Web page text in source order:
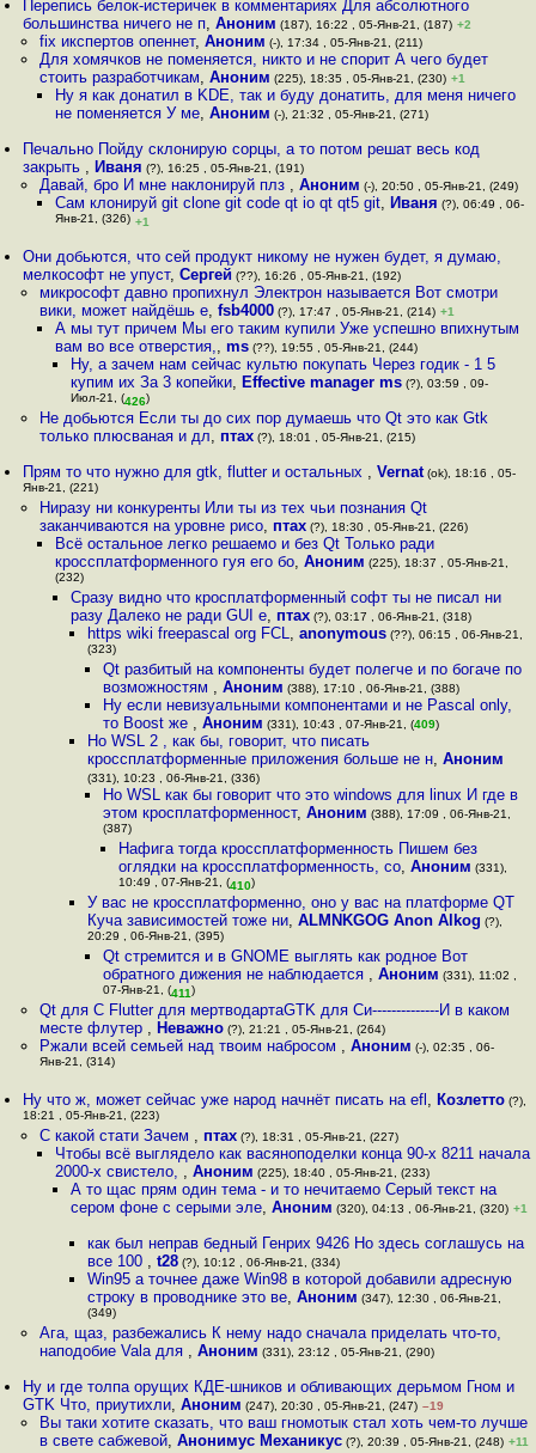
Перепись белок-истеричек в комментариях Для абсолютного
большинства ничего не п,Аноним (187), 16:22 , 05-Янв-21, (187) +2
fix икспертов опеннет, Аноним (-), 17:34 , 05-Янв-21, (211)
Для хомячков не поменяется, никто и не спорит А чего будет
стоить разработчикам, Аноним (225), 18:35 , 05-Янв-21, (230) +1
Ну я как донатил в KDE, так и буду донатить, для меня ничего
не поменяется У ме, Аноним (-), 21:32 , 05-Янв-21, (271)
Печально Пойду склонирую сорцы, а то потом решат весь код
закрыть , Иваня (?), 16:25 , 05-Янв-21, (191)
Давай, бро И мне наклонируй плз , Аноним (-), 20:50 , 05-Янв-21, (249)
Сам клонируй git clone git code qt io qt qt5 git, Иваня (?), 06:49 , 06-
Янв-21, (326) +1
Они добьются, что сей продукт никому не нужен будет, я думаю,
мелкософт не упуст,Сергей (??), 16:26 , 05-Янв-21, (192)
микрософт давно пропихнул Электрон называется Вот смотри
вики, может найдёшь е, fsb4000(?), 17:47 , 05-Янв-21, (214) +1
А мы тут причем Мы его таким купили Уже успешно впихнутым
вам во все отверстия,, ms(??), 19:55 , 05-Янв-21, (244)
Ну, а зачем нам сейчас культю покупать Через годик - 1 5
купим их За 3 копейки, Effective manager ms (?), 03:59 , 09-
Июл-21, (426)
Не добьются Если ты до сих пор думаешь что Qt это как Gtk
только плюсваная и дл, птах(?), 18:01 , 05-Янв-21, (215)
Прям то что нужно для gtk, flutter и остальных ,Vernat (ok), 18:16 , 05-
Янв-21, (221)
Ниразу ни конкуренты Или ты из тех чьи познания Qt
заканчиваются на уровне рисо, птах(?), 18:30 , 05-Янв-21, (226)
Всё остальное легко решаемо и без Qt Только ради
кроссплатформенного гуя его бо, Аноним (225), 18:37 , 05-Янв-21,
(232)
Сразу видно что кросплатформенный софт ты не писал ни
разу Далеко не ради GUI е, птах (?), 03:17 , 06-Янв-21, (318)
https wiki freepascal org FCL, anonymous(??), 06:15 , 06-Янв-21,
(323)
Qt разбитый на компоненты будет полегче и по богаче по
возможностям , Аноним (388), 17:10 , 06-Янв-21, (388)
Ну если невизуальными компонентами и не Pascal only,
то Boost же , Аноним (331), 10:43 , 07-Янв-21, (409)
Но WSL 2 , как бы, говорит, что писать
кроссплатформенные приложения больше не н, Аноним
(331), 10:23 , 06-Янв-21, (336)
Но WSL как бы говорит что это windows для linux И где в
этом кросплатформенност, Аноним (388), 17:09 , 06-Янв-21,
(387)
Нафига тогда кроссплатформенность Пишем без
оглядки на кроссплатформенность, со,Аноним (331),
10:49 , 07-Янв-21, (410)
У вас не кроссплатформенно, оно у вас на платформе QT
Куча зависимостей тоже ни, ALMNKGOG Anon Alkog (?),
20:29 , 06-Янв-21, (395)
Qt стремится и в GNOME выглять как родное Вот
обратного дижения не наблюдается , Аноним (331), 11:02 ,
07-Янв-21, (411)
Qt для C Flutter для мертводартаGTK для Си--------------И в каком
месте флутер , Неважно(?), 21:21 , 05-Янв-21, (264)
Ржали всей семьей над твоим набросом , Аноним (-), 02:35 , 06-
Янв-21, (314)
Ну что ж, может сейчас уже народ начнёт писать на efl , Козлетто (?),
18:21 , 05-Янв-21, (223)
С какой стати Зачем , птах(?), 18:31 , 05-Янв-21, (227)
Чтобы всё выглядело как васяноподелки конца 90-х 8211 начала
2000-х свистело, , Аноним (225), 18:40 , 05-Янв-21, (233)
А то щас прям один тема - и то нечитаемо Серый текст на
сером фоне с серыми эле,Аноним (320), 04:13 , 06-Янв-21, (320) +1
как был неправ бедный Генрих 9426 Но здесь соглашусь на
все 100 , t28(?), 10:12 , 06-Янв-21, (334)
Win95 а точнее даже Win98 в которой добавили адресную
строку в проводнике это ве, Аноним (347), 12:30 , 06-Янв-21,
(349)
Ага, щаз, разбежались К нему надо сначала приделать что-то,
наподобие Vala для , Аноним (331), 23:12 , 05-Янв-21, (290)
Ну и где толпа орущих КДЕ-шников и обливающих дерьмом Гном и
GTK Что, приутихли,Аноним (247), 20:30 , 05-Янв-21, (247) –19
Вы таки хотите сказать, что ваш гномотык стал хоть чем-то лучше
в свете сабжевой, Анонимус Механикус(?), 20:39 , 05-Янв-21, (248) +11